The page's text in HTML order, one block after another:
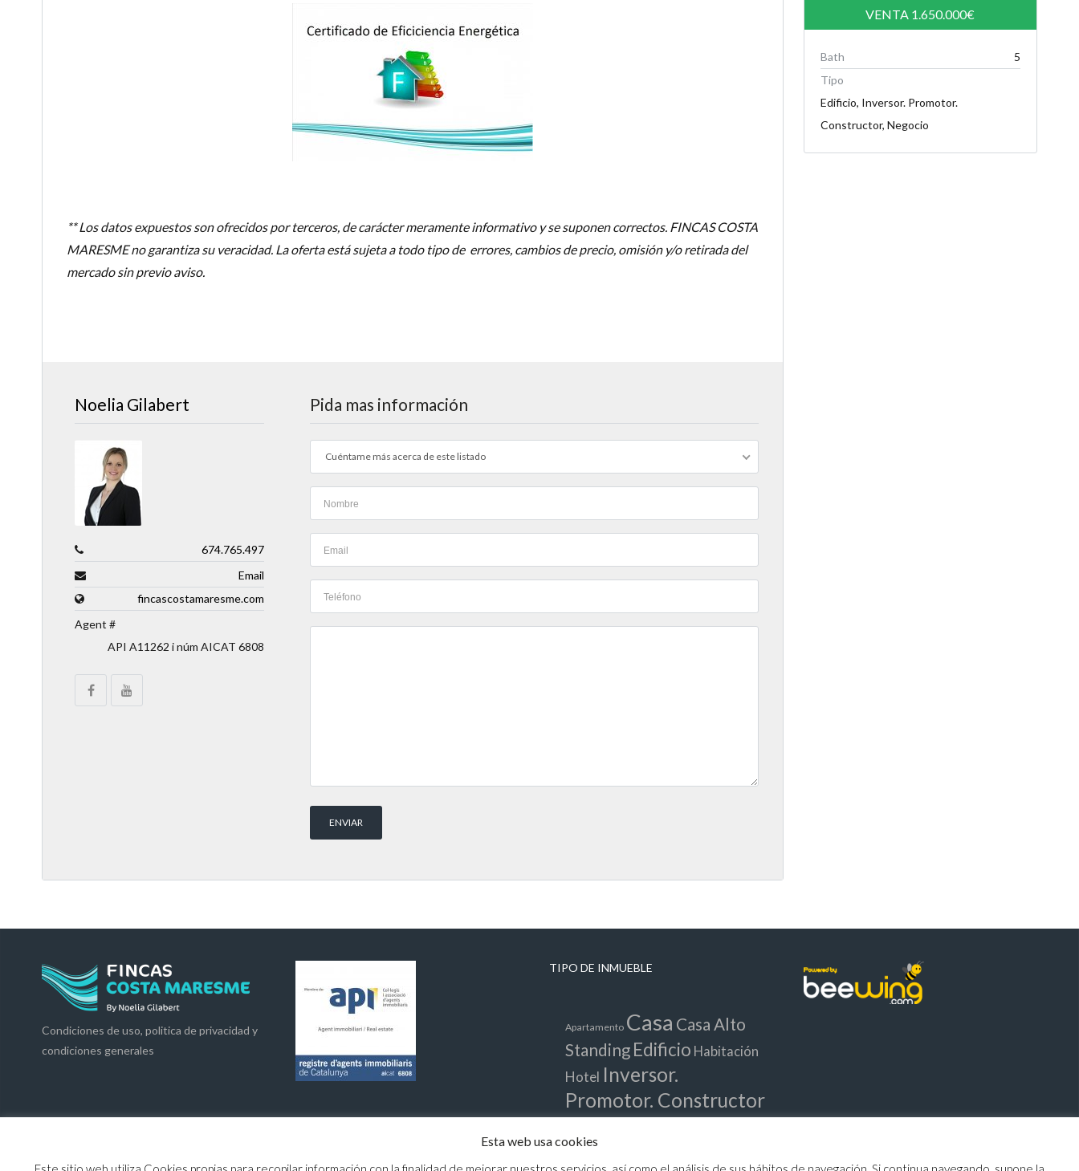
** Los datos expuestos son ofrecidos por terceros, de carácter meramente informativo y se suponen correctos. FINCAS COSTA
MARESME no garantiza su veracidad. La oferta está sujeta a todo tipo de errores, cambios de precio, omisión y/o retirada del
mercado sin previo aviso.
Noelia Gilabert
674.765.497
Email
fincascostamaresme.com
Agent #
API A11262 i núm AICAT 6808
Pida mas información
Cuéntame más acerca de este listado
VENTA 1.650.000€
Bath
5
Tipo
Edificio, Inversor. Promotor.
Constructor, Negocio
Condiciones de uso, politica de privacidad y
condiciones generales
TIPO DE INMUEBLE
Apartamento Casa Casa Alto
Standing Edificio Habitación
Hotel Inversor.
Promotor. Constructor
Esta web usa cookies